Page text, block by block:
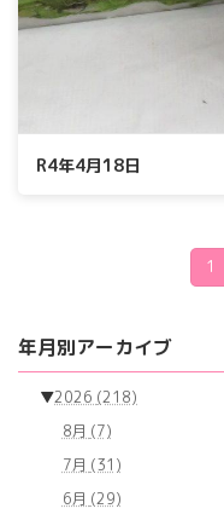
R4年4月18日
の
ペ
固
定
1
年月別アーカイブ
▼2026 (218)
8月 (7)
7月 (31)
6月 (29)